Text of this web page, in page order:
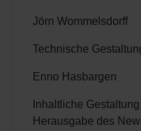
Jörn Wommelsdorff
Technische
Enno Hasbargen
Inhaltliche
Herausgabe des